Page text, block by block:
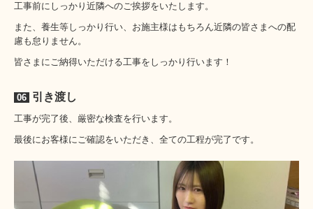
工事前にしっかり近隣へのご挨拶をいたします。
また、養生等しっかり行い、お施主様はもちろん近隣の皆さまへの配
慮も怠りません。
皆さまにご納得いただける工事をしっかり行います！
06 引き渡し
工事が完了後、厳密な検査を行います。
最後にお客様にご確認をいただき、全ての工程が完了です。